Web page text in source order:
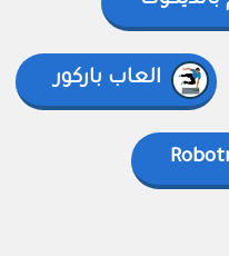
العاب باركور